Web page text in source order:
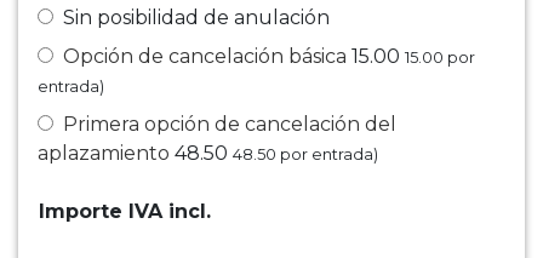
Sin posibilidad de anulación
Opción de cancelación básica 15.00 15.00 por
entrada)
Primera opción de cancelación del
aplazamiento 48.50 48.50 por entrada)
Importe IVA incl.